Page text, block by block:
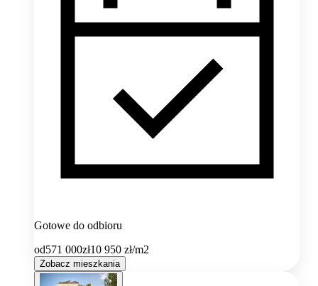
Gotowe do odbioru
od571 000zł10 950 zł/m2
Zobacz mieszkania